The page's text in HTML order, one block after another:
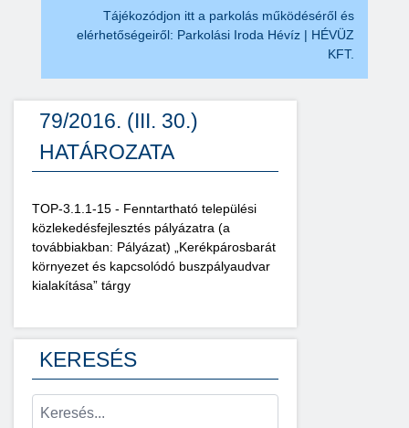
Tájékozódjon itt a parkolás működéséről és
elérhetőségeiről: Parkolási Iroda Hévíz | HÉVÜZ
KFT.
79/2016. (III. 30.)
HATÁROZATA
TOP-3.1.1-15 - Fenntartható települési
közlekedésfejlesztés pályázatra (a
továbbiakban: Pályázat) „Kerékpárosbarát
környezet és kapcsolódó buszpályaudvar
kialakítása” tárgy
KERESÉS